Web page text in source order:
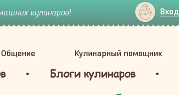
кулинаров! Вход
Общение Кулинарный помощник
Блоги кулинаров